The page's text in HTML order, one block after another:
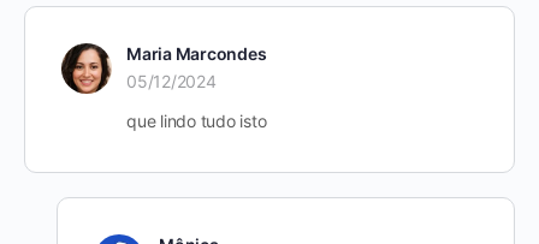
Maria Marcondes
05/12/2024
que lindo tudo isto